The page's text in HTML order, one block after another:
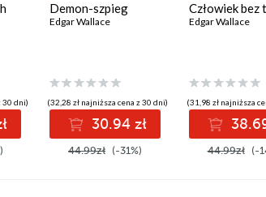
30 dni)
Demon-szpieg
Edgar Wallace
(32,28 zł najniższa cena z 30 dni)
30.94 zł
44.99zł (-31%)
Człowiek bez
Edgar Wallace
(31,98 zł najniższa
44.99zł (-